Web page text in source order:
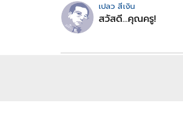
เปลว สีเงิน
สวัสดี...คุณครู!